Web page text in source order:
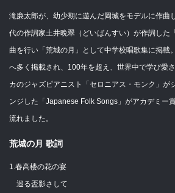
滝廉太郎が、幼少期に遊んだ岡城をモデルに作曲
代の作詞家土井晩翠（どいばんすい）が作詞した
曲を行い「荒城の月」として中学校唱歌集に掲載
へ多く掲載され、100年を超え、世界中で学び愛
カのジャズピアニスト「セロニアス・モンク」が
ンジした「Japanese Folk Songs」がアカデミー
流れました。
荒城の月 歌詞
1.春高楼の花の宴
巡る盃影さして